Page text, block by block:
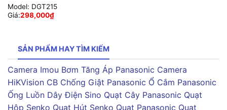
Model: DGT215
Giá:298,000₫
SẢN PHẨM HAY TÌM KIẾM
Camera Imou Bơm Tăng Áp Panasonic Camera
HiKVision CB Chống Giật Panasonic Ổ Cắm Panasonic
Ống Luồn Dây Điện Sino Quạt Cây Panasonic Quạt
Hộp Senko Quạt Hút Senko Quạt Panasonic Quạt